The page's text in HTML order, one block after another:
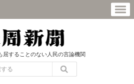
屈することのない人民の言論機関